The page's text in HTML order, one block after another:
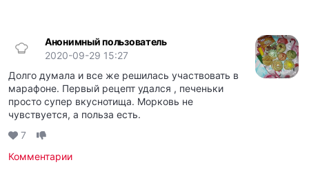
Анонимный пользователь
2020-09-29 15:27
Долго думала и все же решилась участвовать в
марафоне. Первый рецепт удался , печеньки
просто супер вкуснотища. Морковь не
чувствуется, а польза есть.
7
Комментарии